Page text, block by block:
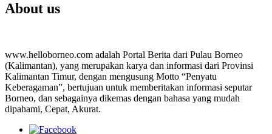
About us
www.helloborneo.com adalah Portal Berita dari Pulau Borneo
(Kalimantan), yang merupakan karya dan informasi dari Provinsi
Kalimantan Timur, dengan mengusung Motto “Penyatu
Keberagaman”, bertujuan untuk memberitakan informasi seputar
Borneo, dan sebagainya dikemas dengan bahasa yang mudah
dipahami, Cepat, Akurat.